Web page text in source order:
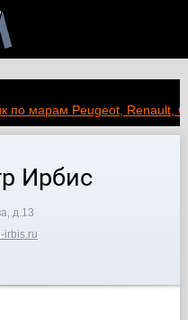
по марам Peugeot, Renault,
Ирбис
д.13
irbis.ru